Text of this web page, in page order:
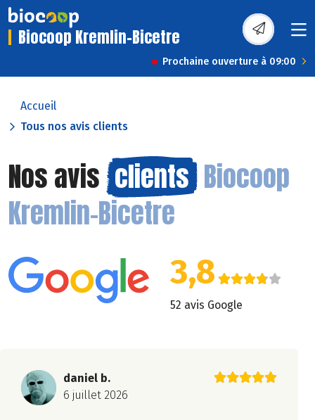
Biocoop Kremlin-Bicetre
Prochaine ouverture à 09:00
Accueil
Tous nos avis clients
Nos avis clients Biocoop
Kremlin-Bicetre
3,8
52 avis Google
daniel b.
6 juillet 2026